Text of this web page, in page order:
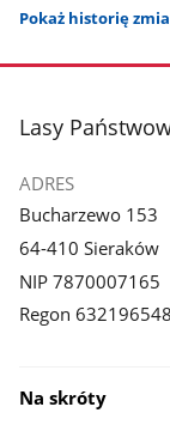
Pokaż historię
stopka
Lasy
ADRES
Bucharzewo 153
64-410 Sieraków
NIP 7870007165
Regon 632196548
Na skróty